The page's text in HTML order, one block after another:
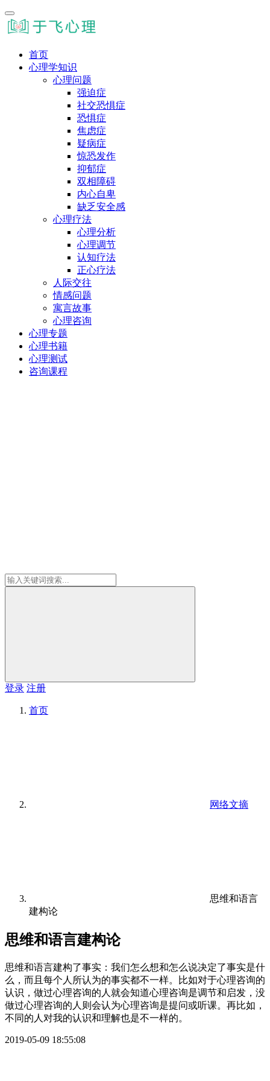
首页
心理学知识
心理问题
强迫症
社交恐惧症
恐惧症
焦虑症
疑病症
惊恐发作
抑郁症
双相障碍
内心自卑
缺乏安全感
心理疗法
心理分析
心理调节
认知疗法
正心疗法
人际交往
情感问题
寓言故事
心理咨询
心理专题
心理书籍
心理测试
咨询课程
登录 注册
首页
网络文摘
思维和语言
建构论
思维和语言建构论
思维和语言建构了事实：我们怎么想和怎么说决定了事实是什
么，而且每个人所认为的事实都不一样。比如对于心理咨询的
认识，做过心理咨询的人就会知道心理咨询是调节和启发，没
做过心理咨询的人则会认为心理咨询是提问或听课。再比如，
不同的人对我的认识和理解也是不一样的。
2019-05-09 18:55:08